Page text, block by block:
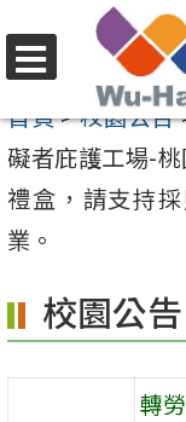
至
要
內
容
選
單
首頁>校園公告
礙者庇護工場-
禮盒，請支持
業。
校園公告
轉